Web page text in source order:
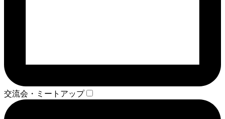
交流会・ミートアップ